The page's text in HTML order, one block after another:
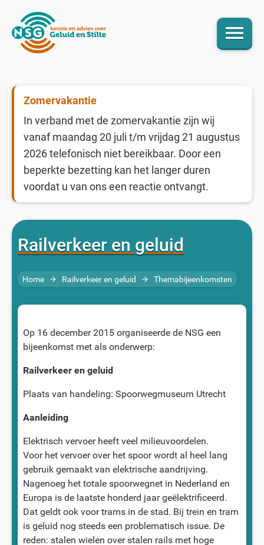
menu
Zomervakantie
In verband met de zomervakantie zijn wij
vanaf maandag 20 juli t/m vrijdag 21 augustus
2026 telefonisch niet bereikbaar. Door een
beperkte bezetting kan het langer duren
voordat u van ons een reactie ontvangt.
Railverkeer en geluid
Home arrow_forward Railverkeer en geluid arrow_forward Themabijeenkomsten
Op 16 december 2015 organiseerde de NSG een
bijeenkomst met als onderwerp:
Railverkeer en geluid
Plaats van handeling: Spoorwegmuseum Utrecht
Aanleiding
Elektrisch vervoer heeft veel milieuvoordelen.
Voor het vervoer over het spoor wordt al heel lang
gebruik gemaakt van elektrische aandrijving.
Nagenoeg het totale spoorwegnet in Nederland en
Europa is de laatste honderd jaar geëlektrificeerd.
Dat geldt ook voor trams in de stad. Bij trein en tram
is geluid nog steeds een problematisch issue. De
reden: stalen wielen over stalen rails met hoge